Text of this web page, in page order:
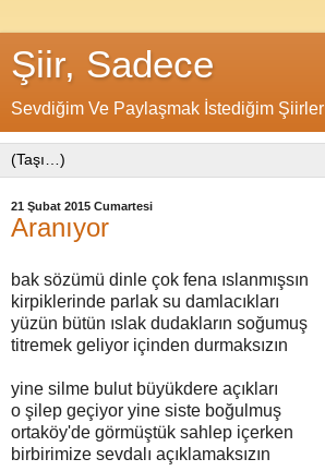
Şiir, Sadece
Sevdiğim Ve Paylaşmak İstediğim Şiirler
21 Şubat 2015 Cumartesi
Aranıyor
bak sözümü dinle çok fena ıslanmışsın
kirpiklerinde parlak su damlacıkları
yüzün bütün ıslak dudakların soğumuş
titremek geliyor içinden durmaksızın
yine silme bulut büyükdere açıkları
o şilep geçiyor yine siste boğulmuş
ortaköy'de görmüştük sahlep içerken
birbirimize sevdalı açıklamaksızın